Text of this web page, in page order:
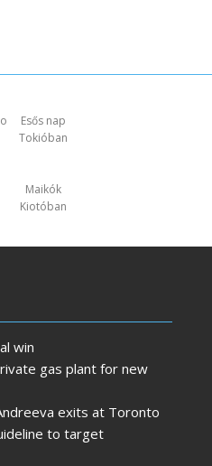
Esős nap
Tokióban
Maikók
Kiotóban
win
gas plant for new
exits at Toronto
to target